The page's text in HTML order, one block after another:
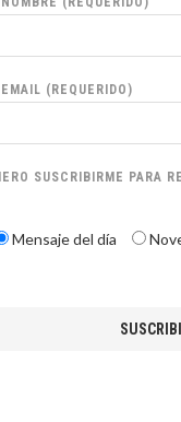
(REQUERIDO)
SUSCRIBIRME PARA
Mensaje del día